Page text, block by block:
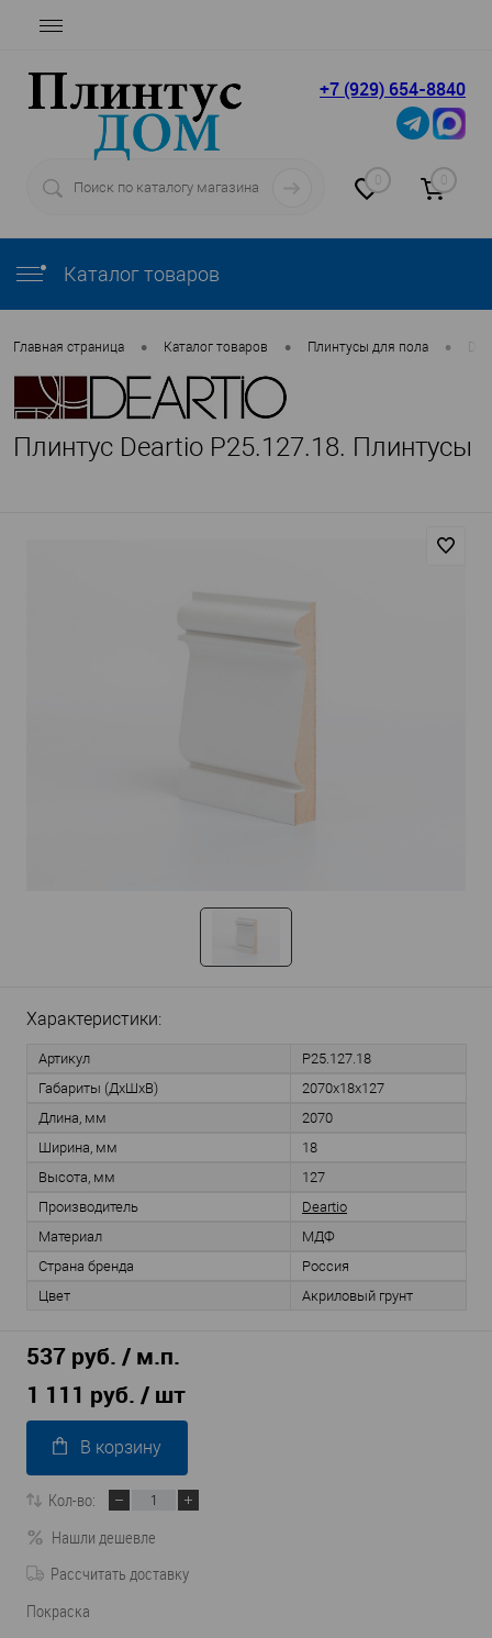
+7 (929) 654-8840
0 0
Каталог товаров
Главная страница • Каталог товаров • Плинтусы для пола •
Плинтус Deartio P25.127.18. Плинтусы
Характеристики:
Артикул
P25.127.18
Габариты (ДхШхВ)
2070x18x127
Длина, мм
2070
Ширина, мм
18
Высота, мм
127
Производитель
Deartio
Материал
МДФ
Страна бренда
Россия
Цвет
Акриловый грунт
537 руб. / м.п.
1 111 руб. / шт
В корзину
Кол-во:
Нашли дешевле
Рассчитать доставку
Покраска